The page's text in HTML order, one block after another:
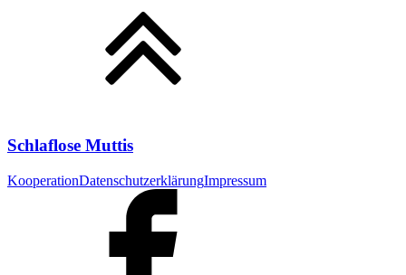
Schlaflose Muttis
KooperationDatenschutzerklärungImpressum